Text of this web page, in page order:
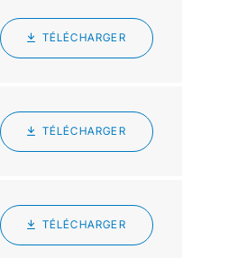
TÉLÉCHARGER
TÉLÉCHARGER
TÉLÉCHARGER